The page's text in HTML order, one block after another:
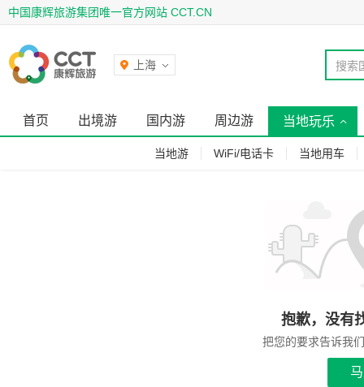
中国康辉旅游集团唯一官方网站 CCT.CN
上海 搜索
首页 出境游 国内游 周边游 当地玩乐
当地游 WiFi/电话卡 当地用车
抱歉，没有
把您的要求告诉我